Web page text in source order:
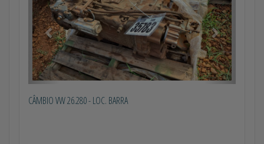
CÂMBIO VW 26.280 - LOC. BARRA